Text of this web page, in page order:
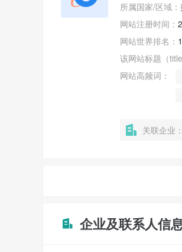
所属国家/区域：
网站注册时间：
网站世界排名：
该网站标题（title
网站高频词：
关联企业：
 企业及联系人信